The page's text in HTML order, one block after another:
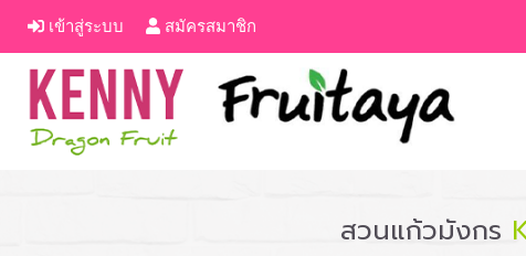
เข้าสู่ระบบ สมัครสมาชิก
สวนแก้วมังกร